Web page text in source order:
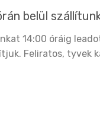
belül
14:00 óráig
Feliratos, tyvek